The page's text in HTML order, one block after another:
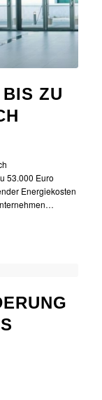
ZU
53.000 Euro
Energiekosten